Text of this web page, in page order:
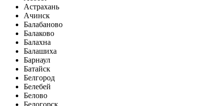
Астрахань
Ачинск
Балабаново
Балаково
Балахна
Балашиха
Барнаул
Батайск
Белгород
Белебей
Белово
Белогорск